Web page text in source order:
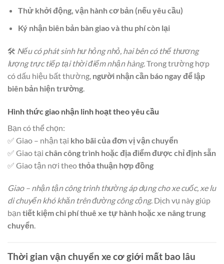
Thử khởi động, vận hành cơ bản (nếu yêu cầu)
Ký nhận biên bản bàn giao và thu phí còn lại
🛠️ Nếu có phát sinh hư hỏng nhỏ, hai bên có thể thương
lượng trực tiếp tại thời điểm nhận hàng. Trong trường hợp
có dấu hiệu bất thường, người nhận cần báo ngay để lập
biên bản hiện trường
Hình thức giao nhận linh hoạt theo yêu cầu
Bạn có thể chọn:
✅ Giao – nhận tại kho bãi của đơn vị vận chuyển
✅ Giao tại chân công trình hoặc địa điểm được chỉ định sẵn
✅ Giao tận nơi theothỏa thuận hợp đồng
Giao – nhận tận công trình thường áp dụng cho xe cuốc, xe lu
di chuyển khó khăn trên đường công cộng. Dịch vụ này giúp
bạn tiết kiệm chi phí thuê xe tự hành hoặc xe nâng trung
chuyển.
Thời gian vận chuyển xe cơ giới mất bao lâu